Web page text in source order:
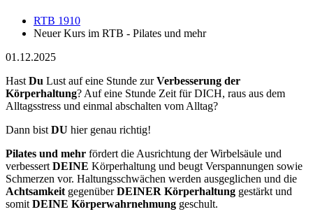
RTB 1910
Neuer Kurs im RTB - Pilates und mehr
01.12.2025
Hast Du Lust auf eine Stunde zurVerbesserung der
Körperhaltung? Auf eine Stunde Zeit für DICH, raus aus dem
Alltagsstress und einmal abschalten vom Alltag?
Dann bist DU hier genau richtig!
Pilates und mehr fördert die Ausrichtung der Wirbelsäule und
verbessert DEINE Körperhaltung und beugt Verspannungen sowie
Schmerzen vor. Haltungsschwächen werden ausgeglichen und die
Achtsamkeit gegenüberDEINER Körperhaltung gestärkt und
somit DEINE Körperwahrnehmung geschult.